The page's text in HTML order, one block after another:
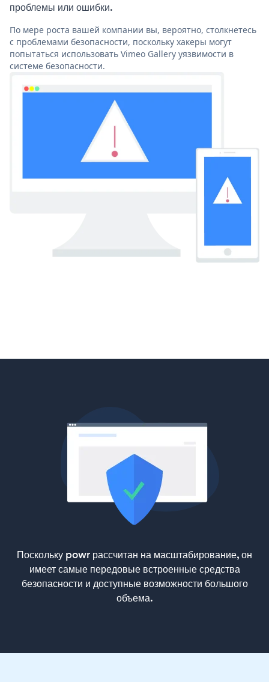
проблемы или ошибки.
По мере роста вашей компании вы, вероятно, столкнетесь
с проблемами безопасности, поскольку хакеры могут
попытаться использовать Vimeo Gallery уязвимости в
системе безопасности.
Поскольку powr рассчитан на масштабирование, он
имеет самые передовые встроенные средства
безопасности и доступные возможности большого
объема.